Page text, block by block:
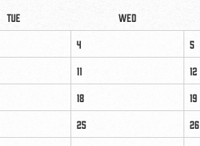
Tue Wed
4 5
11 12
18 19
25 26